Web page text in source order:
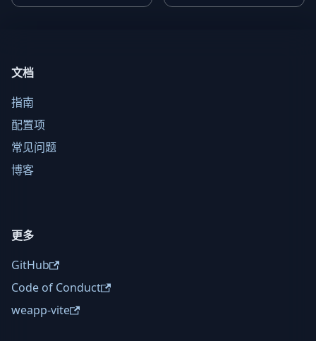
文档
指南
配置项
常见问题
博客
更多
GitHub
Code of Conduct
weapp-vite